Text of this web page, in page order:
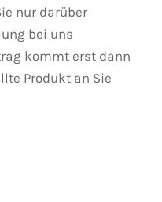
nur darüber
bei uns
kommt erst dann
Produkt an Sie